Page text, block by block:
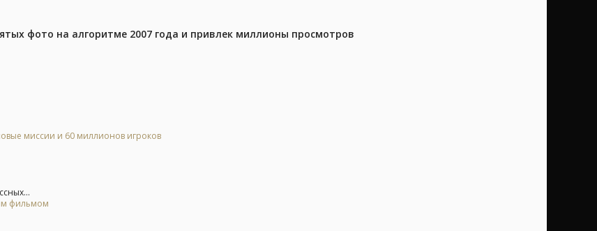
фото на алгоритме 2007 года и привлек миллионы просмотров
миссии и 60 миллионов игроков
фильмом